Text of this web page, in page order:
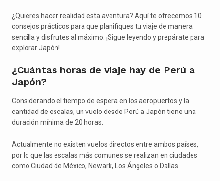
¿Quieres hacer realidad esta aventura? Aquí te ofrecemos 10
consejos prácticos para que planifiques tu viaje de manera
sencilla y disfrutes al máximo. ¡Sigue leyendo y prepárate para
explorar Japón!
¿Cuántas horas de viaje hay de Perú a
Japón?
Considerando el tiempo de espera en los aeropuertos y la
cantidad de escalas, un vuelo desde Perú a Japón tiene una
duración mínima de 20 horas.
Actualmente no existen vuelos directos entre ambos países,
por lo que las escalas más comunes se realizan en ciudades
como Ciudad de México, Newark, Los Ángeles o Dallas.